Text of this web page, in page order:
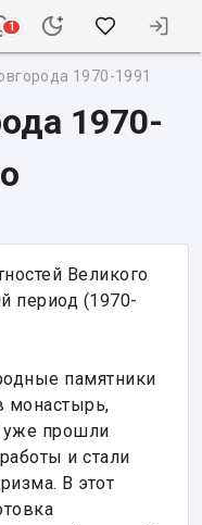
1
1970-1991
1970-
Великого
период (1970-
памятники
монастырь,
уже прошли
и стали
В этот